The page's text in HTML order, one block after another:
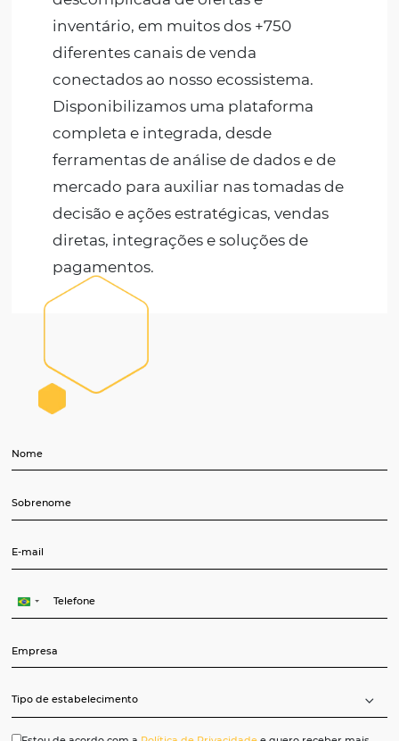
Resorts e SPAs
Os Resorts e Spas geram alto volume
de pesquisas e
para garantir mais reservas, receita, e
ocupação através de uma gestão
diferentes canais de venda
conectados ao nosso ecossistema.